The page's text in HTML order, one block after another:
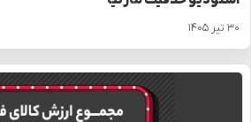
۳۰ تیر ۱۴۰۵